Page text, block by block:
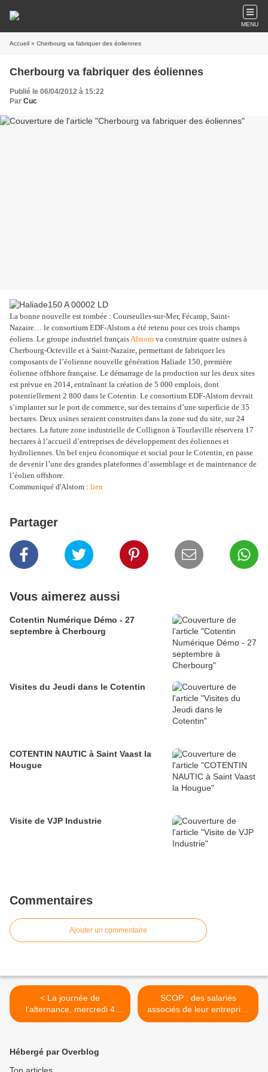
MENU
Accueil » Cherbourg va fabriquer des éoliennes
Cherbourg va fabriquer des éoliennes
Publié le 06/04/2012 à 15:22
Par Cuc
La bonne nouvelle est tombée : Courseulles-sur-Mer, Fécamp, Saint-
Nazaire… le consortium EDF-Alstom a été retenu pour ces trois champs
éoliens. Le groupe industriel françaisAlstom va construire quatre usines à
Cherbourg-Octeville et à Saint-Nazaire, permettant de fabriquer les
composants de l’éolienne nouvelle génération Haliade 150, première
éolienne offshore française. Le démarrage de la production sur les deux sites
est prévue en 2014, entraînant la création de 5 000 emplois, dont
potentiellement 2 800 dans le Cotentin. Le consortium EDF-Alstom devrait
s’implanter sur le port de commerce, sur des terrains d’une superficie de 35
hectares. Deux usines seraient construites dans la zone sud du site, sur 24
hectares. La future zone industrielle de Collignon à Tourlaville réservera 17
hectares à l’accueil d’entreprises de développement des éoliennes et
hydroliennes. Un bel enjeu économique et social pour le Cotentin, en passe
de devenir l’une des grandes plateformes d’assemblage et de maintenance de
l’éolien offshore.
Communiqué d'Alstom : lien
Partager
Vous aimerez aussi
Cotentin Numérique Démo - 27
septembre à Cherbourg
Visites du Jeudi dans le Cotentin
COTENTIN NAUTIC à Saint Vaast la
Hougue
Visite de VJP Industrie
Commentaires
Ajouter un commentaire
< La journée de
l’alternance, mercredi 4
avril
SCOP : des salariés
associés de leur entreprise
>
Hébergé par Overblog